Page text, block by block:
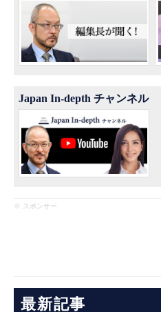
Japan In-depth チャンネル
※ スポンサー
最新記事